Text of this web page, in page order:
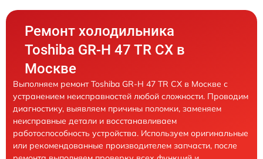
Ремонт холодильника
Toshiba GR-H 47 TR CX в
Москве
Выполняем ремонт Toshiba GR-H 47 TR CX в Москве с
устранением неисправностей любой сложности. Проводим
диагностику, выявляем причины поломки, заменяем
неисправные детали и восстанавливаем
работоспособность устройства. Используем оригинальные
или рекомендованные производителем запчасти, после